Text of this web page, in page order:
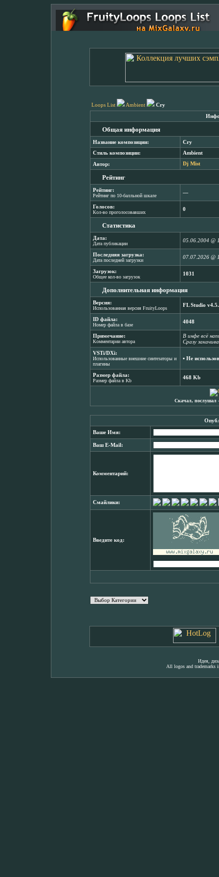
Loops List Ambient Cry
Общая информация
Название композиции: Cry
Стиль композиции: Ambient
Автор: Dj Mist
Рейтинг
Рейтинг:
Рейтинг по 10-балльной шкале
―
Голосов:
Кол-во проголосовавших
0
Статистика
Дата:
Дата публикации
05.06.2004 @
Последняя загрузка:
Дата последней загрузки
07.07.2026 @
Загрузок:
Общее кол-во загрузок
1031
Дополнительная информация
Версия:
Использованная версия FruityLoops
FL Studio
ID файла:
Номер файла в базе
4048
Примечание:
Комментарии автора
В инфе всё
Сразу
VSTi/DXi:
Использованные внешние синтезаторы и
плагины
▪ Не
Размер файла:
Размер файла в Kb
468 Kb
Скачал, послушал
Ваше Имя:
Ваш E-Mail:
Комментарий:
Смайлики:
Введите код:
Идея,
All logos and trademarks